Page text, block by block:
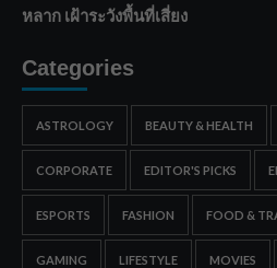
หลาก เฝ้าระวังพื้นที่เสี่ยง
Categories
ASTROLOGY BEAUTY & HEALTH
CORPORATE EDITOR'S PICKS
ESPORTS FASHION FOOD &
GAMING LIFESTYLE MOVIES